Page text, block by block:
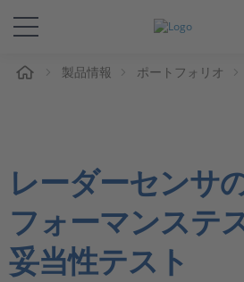
ソリューションと製品
動画
Magazine
製品情報 ポートフォリオ
レーダーセンサ
フォーマンステ
妥当性テスト